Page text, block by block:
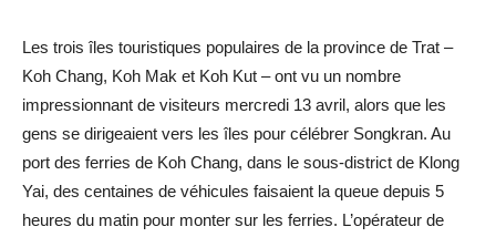
Les trois îles touristiques populaires de la province de Trat –
Koh Chang, Koh Mak et Koh Kut – ont vu un nombre
impressionnant de visiteurs mercredi 13 avril, alors que les
gens se dirigeaient vers les îles pour célébrer Songkran. Au
port des ferries de Koh Chang, dans le sous-district de Klong
Yai, des centaines de véhicules faisaient la queue depuis 5
heures du matin pour monter sur les ferries. L’opérateur de